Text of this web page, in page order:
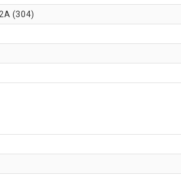
(304)